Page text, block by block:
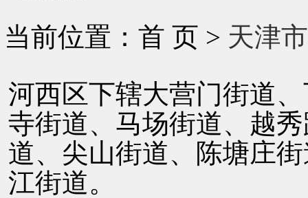
当前位置：首 页 > 天津
河西区下辖大营门街道
寺街道、马场街道、越
道、尖山街道、陈塘庄
江街道。